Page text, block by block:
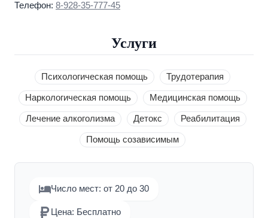
Телефон: 8-928-35-777-45
Услуги
Психологическая помощь Трудотерапия
Наркологическая помощь Медицинская помощь
Лечение алкоголизма Детокс Реабилитация
Помощь созависимым
Число мест: от 20 до 30
Цена: Бесплатно